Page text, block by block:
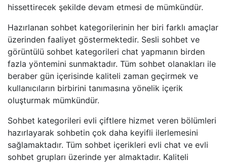
hissettirecek şekilde devam etmesi de mümkündür.
Hazırlanan sohbet kategorilerinin her biri farklı amaçlar
üzerinden faaliyet göstermektedir. Sesli sohbet ve
görüntülü sohbet kategorileri chat yapmanın birden
fazla yöntemini sunmaktadır. Tüm sohbet olanakları ile
beraber gün içerisinde kaliteli zaman geçirmek ve
kullanıcıların birbirini tanımasına yönelik içerik
oluşturmak mümkündür.
Sohbet kategorileri evli çiftlere hizmet veren bölümleri
hazırlayarak sohbetin çok daha keyifli ilerlemesini
sağlamaktadır. Tüm sohbet içerikleri evli chat ve evli
sohbet grupları üzerinde yer almaktadır. Kaliteli